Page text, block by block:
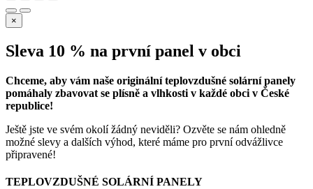
×
Sleva 10 % na první panel v obci
Chceme, aby vám naše originální teplovzdušné solární panely
pomáhaly zbavovat se plísně a vlhkosti v každé obci v České
republice!
Ještě jste ve svém okolí žádný neviděli? Ozvěte se nám ohledně
možné slevy a dalších výhod, které máme pro první odvážlivce
připravené!
TEPLOVZDUŠNÉ SOLÁRNÍ PANELY